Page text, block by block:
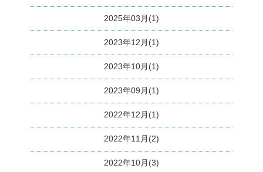
2025年03月(1)
2023年12月(1)
2023年10月(1)
2023年09月(1)
2022年12月(1)
2022年11月(2)
2022年10月(3)